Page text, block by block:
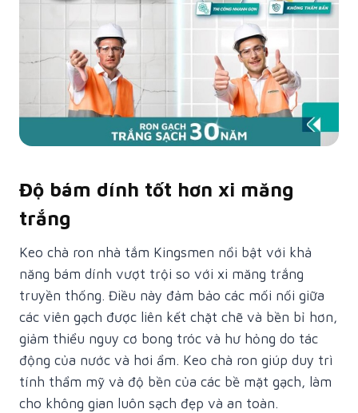
Độ bám dính tốt hơn xi măng
trắng
Keo chà ron nhà tắm Kingsmen nổi bật với khả
năng bám dính vượt trội so với xi măng trắng
truyền thống. Điều này đảm bảo các mối nối giữa
các viên gạch được liên kết chặt chẽ và bền bỉ hơn,
giảm thiểu nguy cơ bong tróc và hư hỏng do tác
động của nước và hơi ẩm. Keo chà ron giúp duy trì
tính thẩm mỹ và độ bền của các bề mặt gạch, làm
cho không gian luôn sạch đẹp và an toàn.